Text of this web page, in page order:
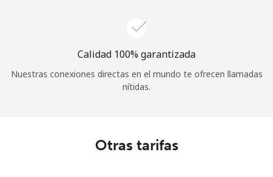
Calidad 100% garantizada
Nuestras conexiones directas en el mundo te ofrecen llamadas
nítidas.
Otras tarifas